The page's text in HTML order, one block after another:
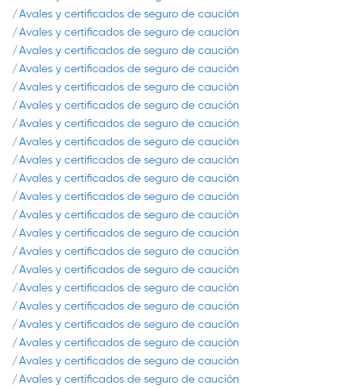
Avales y certificados de seguro de caución
Avales y certificados de seguro de caución
Avales y certificados de seguro de caución
Avales y certificados de seguro de caución
Avales y certificados de seguro de caución
Avales y certificados de seguro de caución
Avales y certificados de seguro de caución
Avales y certificados de seguro de caución
Avales y certificados de seguro de caución
Avales y certificados de seguro de caución
Avales y certificados de seguro de caución
Avales y certificados de seguro de caución
Avales y certificados de seguro de caución
Avales y certificados de seguro de caución
Avales y certificados de seguro de caución
Avales y certificados de seguro de caución
Avales y certificados de seguro de caución
Avales y certificados de seguro de caución
Avales y certificados de seguro de caución
Avales y certificados de seguro de caución
Avales y certificados de seguro de caución